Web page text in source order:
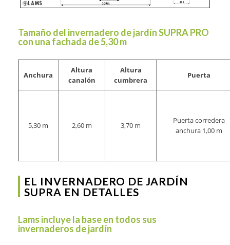
Tamaño del invernadero de jardín SUPRA PRO
con una fachada de 5,30 m
Anchura
Altura
canalón
Altura
cumbrera
Puerta
5,30 m 2,60 m 3,70 m
Puerta corredera
anchura 1,00 m
EL INVERNADERO DE JARDÍN
SUPRA EN DETALLES
Lams incluye la base en todos sus
invernaderos de jardín